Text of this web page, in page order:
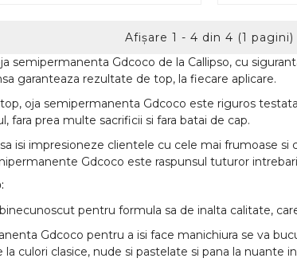
semipermanenta Gdcoco de la Callipso, cu
garanteaza rezultate de top, la fiecare aplicare.
oja semipermanenta Gdcoco este riguros
fara prea multe sacrificii si fara batai de cap.
isi impresioneze clientele cu cele mai frumoase
Gdcoco este raspunsul tuturor
pentru formula sa de inalta calitate,
Gdcoco pentru a isi face manichiura se va
culori clasice, nude si pastelate si pana la
Afişare 1 - 4 din 4 (1 pagini)